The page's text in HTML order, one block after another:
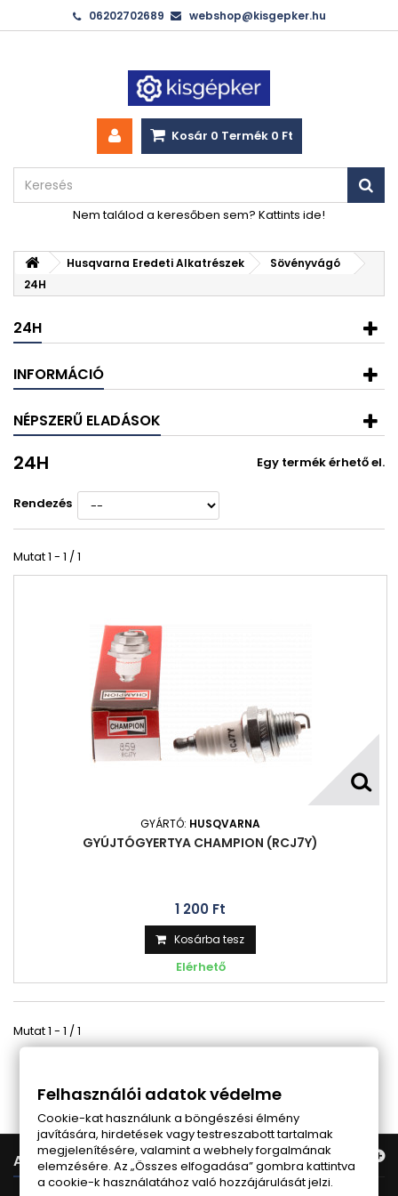
06202702689 webshop@kisgepker.hu
Kosár 0 Termék 0 Ft‎
Nem találod a keresőben sem? Kattints ide!
Husqvarna Eredeti Alkatrészek
Sövényvágó
24H
24H
INFORMÁCIÓ
NÉPSZERŰ ELADÁSOK
24H Egy termék érhető el.
Rendezés
Mutat 1 - 1 / 1
GYÁRTÓ: HUSQVARNA
GYÚJTÓGYERTYA CHAMPION (RCJ7Y)
1 200 Ft‎
Kosárba tesz
Elérhető
Mutat 1 - 1 / 1
AJÁNLATUNK
Felhasználói adatok védelme
Cookie-kat használunk a böngészési élmény
javítására, hirdetések vagy testreszabott tartalmak
megjelenítésére, valamint a webhely forgalmának
elemzésére. Az „Összes elfogadása” gombra kattintva
a cookie-k használatához való hozzájárulását jelzi.